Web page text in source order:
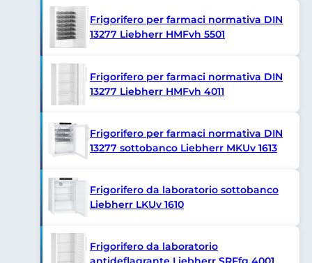
Frigorifero per farmaci normativa DIN
13277 Liebherr HMFvh 5501
Frigorifero per farmaci normativa DIN
13277 Liebherr HMFvh 4011
Frigorifero per farmaci normativa DIN
13277 sottobanco Liebherr MKUv 1613
Frigorifero da laboratorio sottobanco
Liebherr LKUv 1610
Frigorifero da laboratorio